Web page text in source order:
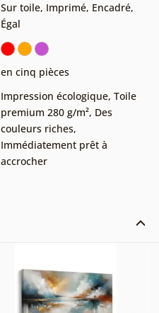
Sur toile, Imprimé, Encadré,
Égal
en cinq pièces
Impression écologique, Toile
premium 280 g/m², Des
couleurs riches,
Immédiatement prêt à
accrocher